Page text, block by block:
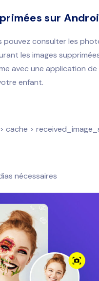
sur
pouvez consulter les
les images
avec une application de
enfant.
cache >
nécessaires